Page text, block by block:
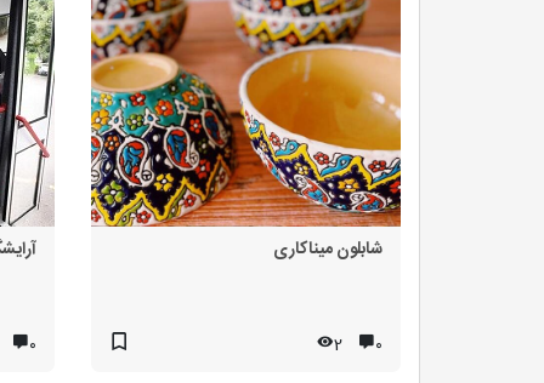
شابلون میناکاری
۰ 2 ۰